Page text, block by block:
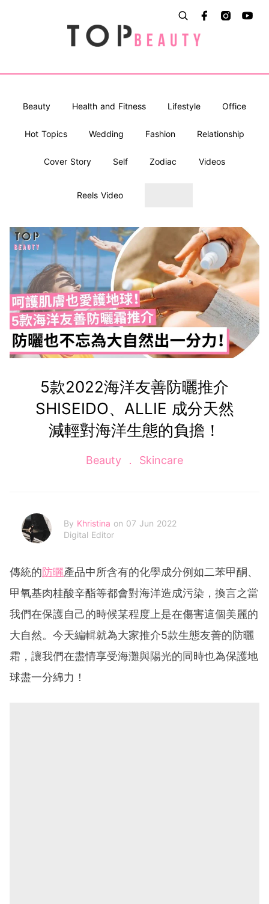
Beauty Health and Fitness Lifestyle Office
Hot Topics Wedding Fashion Relationship
Cover Story Self Zodiac Videos
Reels Video
5款2022海洋友善防曬推介
SHISEIDO、ALLIE 成分天然
減輕對海洋生態的負擔！
Beauty Skincare
By Khristina on 07 Jun 2022
Digital Editor
傳統的防曬產品中所含有的化學成分例如二苯甲酮、
甲氧基肉桂酸辛酯等都會對海洋造成污染，換言之當
我們在保護自己的時候某程度上是在傷害這個美麗的
大自然。今天編輯就為大家推介5款生態友善的防曬
霜，讓我們在盡情享受海灘與陽光的同時也為保護地
球盡一分綿力！